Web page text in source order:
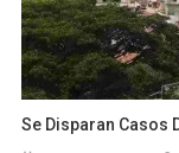
Se Disparan Casos